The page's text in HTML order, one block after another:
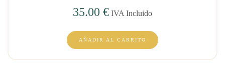
35.00 € IVA Incluido
AÑADIR AL CARRITO